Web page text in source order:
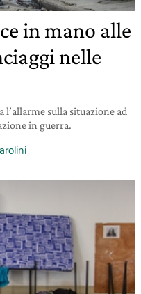
in mano alle
nelle
sulla situazione ad
in guerra.